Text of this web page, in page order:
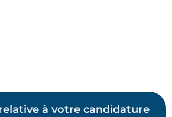
sur plusieurs piliers
:
à votre candidature